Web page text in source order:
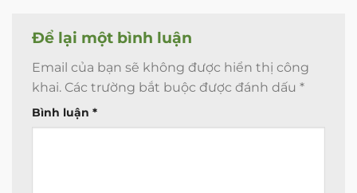
Để lại một bình luận
Email của bạn sẽ không được hiển thị công
khai. Các trường bắt buộc được đánh dấu *
Bình luận *